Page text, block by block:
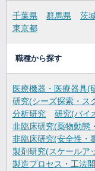
千葉県 群馬県 茨
東京都
職種から探す
医療機器・医療器具(
研究(シーズ探索・ス
分析研究
研究(バイ
非臨床研究(薬物動態
非臨床研究(安全性・
製剤研究(スケールア
製造プロセス・工法